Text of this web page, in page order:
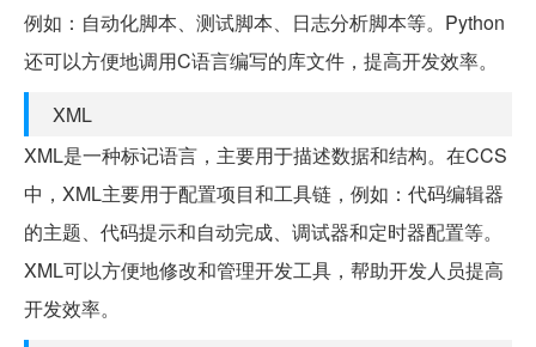
例如：自动化脚本、测试脚本、日志分析脚本等。Python
还可以方便地调用C语言编写的库文件，提高开发效率。
XML
XML是一种标记语言，主要用于描述数据和结构。在CCS
中，XML主要用于配置项目和工具链，例如：代码编辑器
的主题、代码提示和自动完成、调试器和定时器配置等。
XML可以方便地修改和管理开发工具，帮助开发人员提高
开发效率。